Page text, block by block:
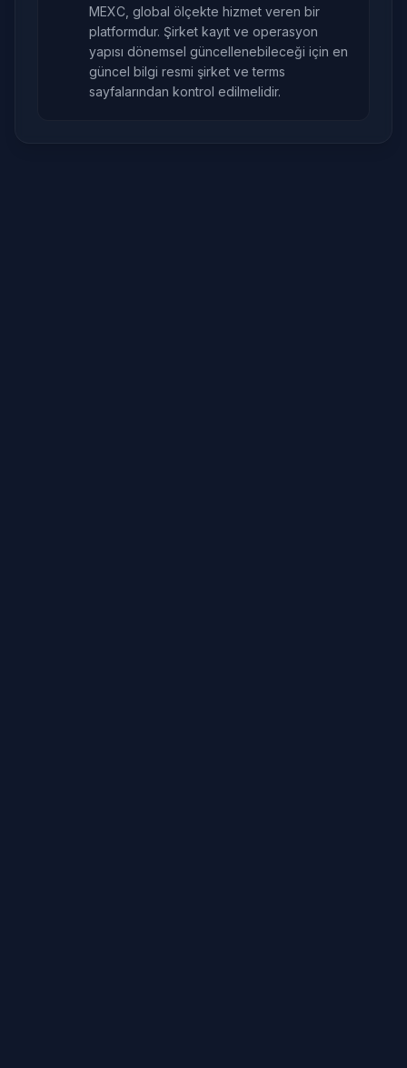
MEXC, global ölçekte hizmet veren bir
platformdur. Şirket kayıt ve operasyon
yapısı dönemsel güncellenebileceği için en
güncel bilgi resmi şirket ve terms
sayfalarından kontrol edilmelidir.